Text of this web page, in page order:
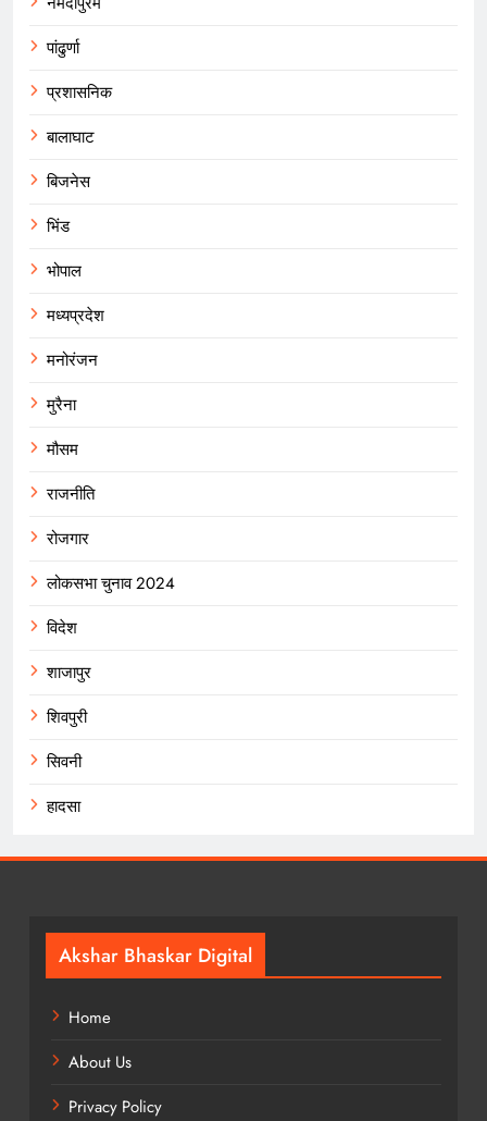
पांढुर्णा
प्रशासनिक
बालाघाट
बिजनेस
भिंड
भोपाल
मध्यप्रदेश
मनोरंजन
मुरैना
मौसम
राजनीति
रोजगार
लोकसभा चुनाव 2024
विदेश
शाजापुर
शिवपुरी
सिवनी
हादसा
Akshar Bhaskar Digital
Home
About Us
Privacy Policy